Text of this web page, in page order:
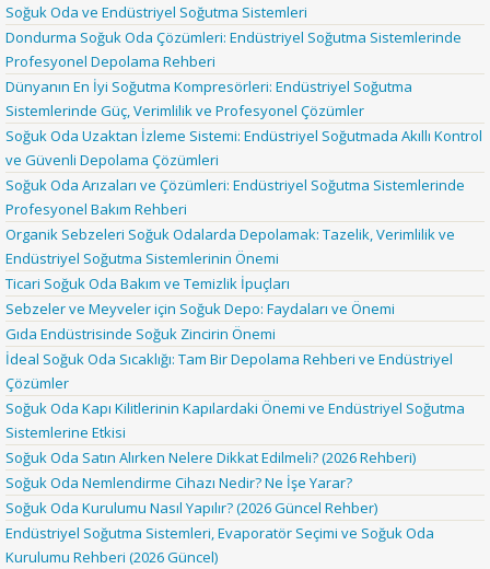
Soğuk Oda ve Endüstriyel Soğutma Sistemleri
Dondurma Soğuk Oda Çözümleri: Endüstriyel Soğutma Sistemlerinde
Profesyonel Depolama Rehberi
Dünyanın En İyi Soğutma Kompresörleri: Endüstriyel Soğutma
Sistemlerinde Güç, Verimlilik ve Profesyonel Çözümler
Soğuk Oda Uzaktan İzleme Sistemi: Endüstriyel Soğutmada Akıllı Kontrol
ve Güvenli Depolama Çözümleri
Soğuk Oda Arızaları ve Çözümleri: Endüstriyel Soğutma Sistemlerinde
Profesyonel Bakım Rehberi
Organik Sebzeleri Soğuk Odalarda Depolamak: Tazelik, Verimlilik ve
Endüstriyel Soğutma Sistemlerinin Önemi
Ticari Soğuk Oda Bakım ve Temizlik İpuçları
Sebzeler ve Meyveler için Soğuk Depo: Faydaları ve Önemi
Gıda Endüstrisinde Soğuk Zincirin Önemi
İdeal Soğuk Oda Sıcaklığı: Tam Bir Depolama Rehberi ve Endüstriyel
Çözümler
Soğuk Oda Kapı Kilitlerinin Kapılardaki Önemi ve Endüstriyel Soğutma
Sistemlerine Etkisi
Soğuk Oda Satın Alırken Nelere Dikkat Edilmeli? (2026 Rehberi)
Soğuk Oda Nemlendirme Cihazı Nedir? Ne İşe Yarar?
Soğuk Oda Kurulumu Nasıl Yapılır? (2026 Güncel Rehber)
Endüstriyel Soğutma Sistemleri, Evaporatör Seçimi ve Soğuk Oda
Kurulumu Rehberi (2026 Güncel)